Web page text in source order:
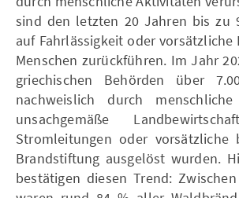
sind den letzten 20 Jahren bis zu
auf Fahrlässigkeit oder
Menschen zurückführen. Im Jahr
griechischen Behörden über
nachweislich durch
unsachgemäße
Stromleitungen oder vorsätzliche
Brandstiftung ausgelöst wurden.
bestätigen diesen Trend: